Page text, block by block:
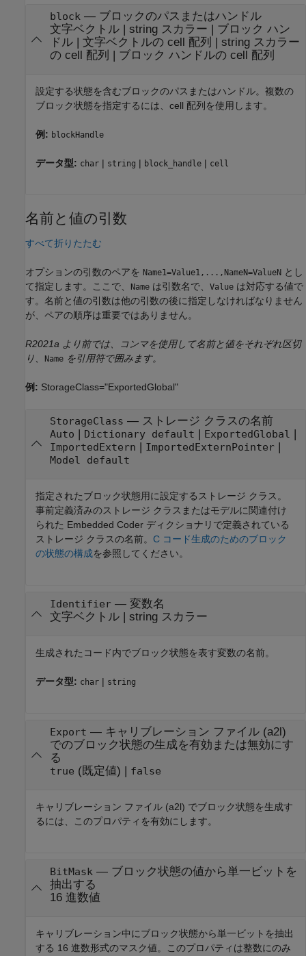
block— ブロックのパスまたはハンドル
文字ベクトル| string スカラー | ブロック ハン
ドル| 文字ベクトルの cell 配列 | string スカラー
の cell 配列 | ブロック ハンドルの cell 配列
設定する状態を含むブロックのパスまたはハンドル。複数の
ブロック状態を指定するには、cell 配列を使用します。
例: blockHandle
データ型: char | string | block_handle | cell
名前と値の引数
すべて折りたたむ
オプションの引数のペアを Name1=Value1,...,NameN=ValueN とし
て指定します。ここで、
Name は引数名で、 Value は対応する値で
す。名前と値の引数は他の引数の後に指定しなければなりません
が、ペアの順序は重要ではありません。
R2021a より前では、コンマを使用して名前と値をそれぞれ区切
り、
Name を引用符で囲みます。
例: StorageClass="ExportedGlobal"
StorageClass — ストレージ クラスの名前
Auto | Dictionary default | ExportedGlobal |
ImportedExtern | ImportedExternPointer|
Model default
指定されたブロック状態用に設定するストレージ クラス。
事前定義済みのストレージ クラスまたはモデルに関連付け
られた Embedded Coder ディクショナリで定義されている
ストレージ クラスの名前。 C コード生成のためのブロック
の状態の構成を参照してください。
Identifier— 変数名
文字ベクトル| string スカラー
生成されたコード内でブロック状態を表す変数の名前。
データ型: char | string
Export — キャリブレーション ファイル (a2l)
でのブロック状態の生成を有効または無効にす
る
true (既定値) | false
キャリブレーション ファイル (a2l) でブロック状態を生成す
るには、このプロパティを有効にします。
BitMask— ブロック状態の値から単一ビットを
抽出する
16 進数値
キャリブレーション中にブロック状態から単一ビットを抽出
する 16 進数形式のマスク値。このプロパティは整数にのみ